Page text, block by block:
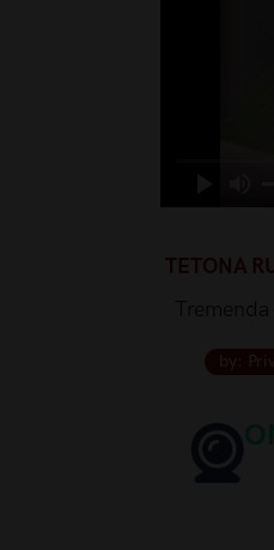
TETONA
by: